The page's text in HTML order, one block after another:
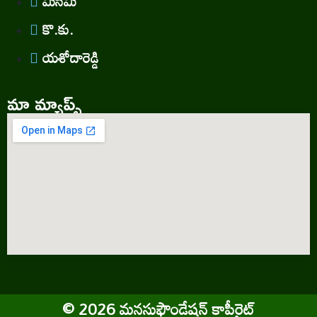
కొ.కు.
యశోదారెడ్డి
మా మ్యాప్స్
©2026మనసుఫౌండేషన్ కాపీరైట్